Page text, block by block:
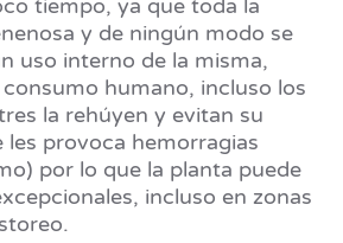
tiempo, ya que toda la
y de ningún modo se
uso interno de la misma,
humano, incluso los
la rehúyen y evitan su
les provoca hemorragias
por lo que la planta puede
incluso en zonas